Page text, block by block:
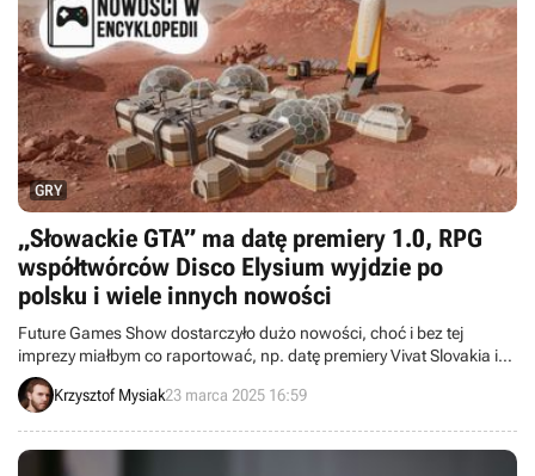
GRY
„Słowackie GTA” ma datę premiery 1.0, RPG
współtwórców Disco Elysium wyjdzie po
polsku i wiele innych nowości
Future Games Show dostarczyło dużo nowości, choć i bez tej
imprezy miałbym co raportować, np. datę premiery Vivat Slovakia i
polską wersję XXX Nightshift. Łącznie ostatni tydzień przyniósł
Encyklopedii Gier 30 świeżych tytułów i 31 zmian dat wydania.
Krzysztof Mysiak23 marca 2025 16:59